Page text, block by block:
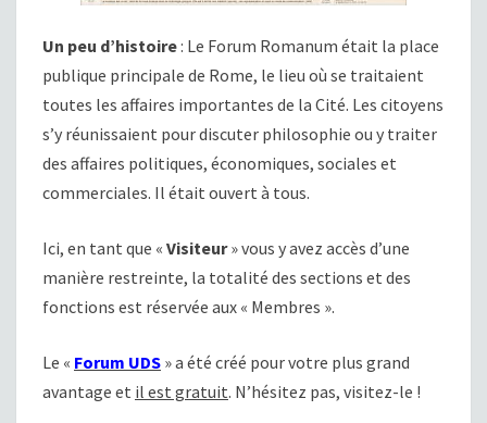
Un peu d’histoire: Le Forum Romanum était la place
publique principale de Rome, le lieu où se traitaient
toutes les affaires importantes de la Cité. Les citoyens
s’y réunissaient pour discuter philosophie ou y traiter
des affaires politiques, économiques, sociales et
commerciales. Il était ouvert à tous.
Ici, en tant que « Visiteur» vous y avez accès d’une
manière restreinte, la totalité des sections et des
fonctions est réservée aux « Membres ».
Le « Forum UDS » a été créé pour votre plus grand
avantage et il est gratuit. N’hésitez pas, visitez-le !